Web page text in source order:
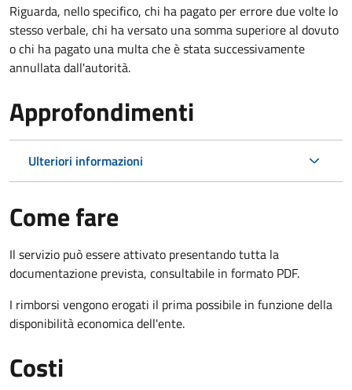
Riguarda, nello specifico, chi ha pagato per errore due volte lo
stesso verbale, chi ha versato una somma superiore al dovuto
o chi ha pagato una multa che è stata successivamente
annullata dall'autorità.
Approfondimenti
Ulteriori informazioni
Come fare
Il servizio può essere attivato presentando tutta la
documentazione prevista, consultabile in formato PDF.
I rimborsi vengono erogati il prima possibile in funzione della
disponibilità economica dell'ente.
Costi